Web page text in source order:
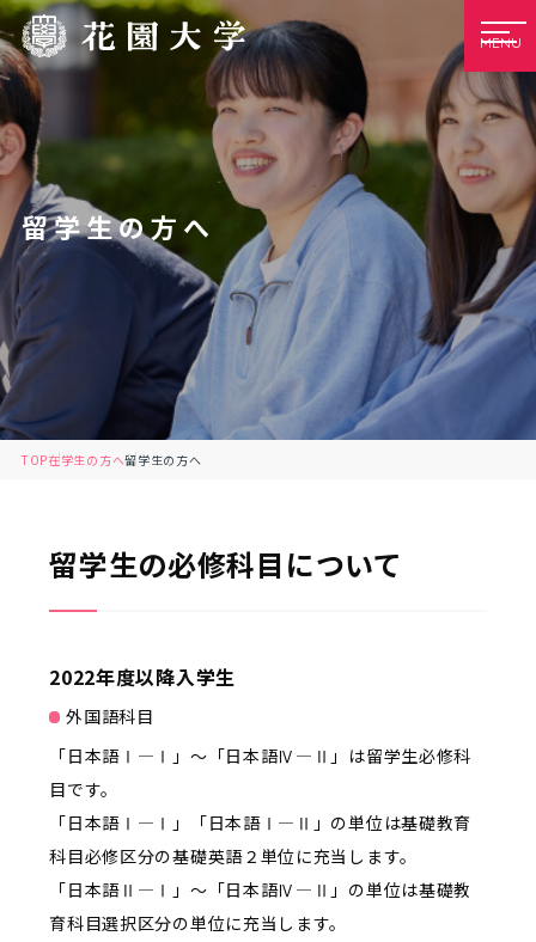
MENU
留学生の方へ
TOP在学生の方へ留学生の方へ
留学生の必修科目について
2022年度以降入学生
外国語科目
「日本語Ⅰ—Ⅰ」～「日本語Ⅳ—Ⅱ」は留学生必修科
目です。
「日本語Ⅰ—Ⅰ」「日本語Ⅰ—Ⅱ」の単位は基礎教育
科目必修区分の基礎英語２単位に充当します。
「日本語Ⅱ—Ⅰ」～「日本語Ⅳ—Ⅱ」の単位は基礎教
育科目選択区分の単位に充当します。